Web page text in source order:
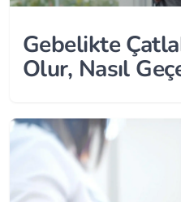
Gebelikte
Olur, Nasıl